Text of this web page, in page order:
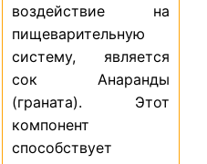
воздействие на
пищеварительную
систему, является
сок Анаранды
(граната). Этот
компонент
способствует